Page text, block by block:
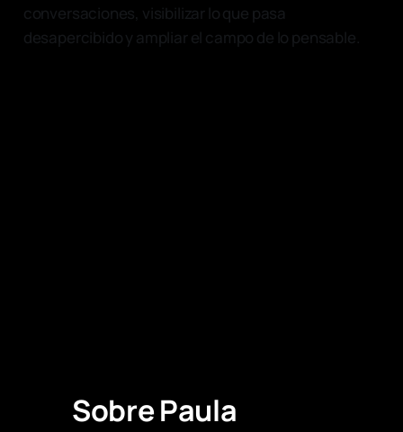
conversaciones, visibilizar lo que pasa
desapercibido y ampliar el campo de lo pensable.
Sobre Paula